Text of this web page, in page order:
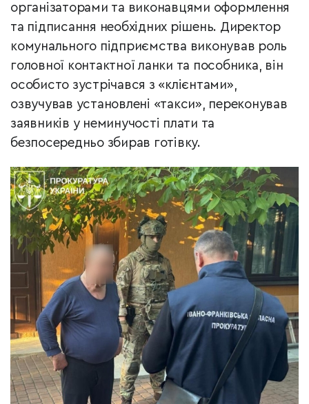
організаторами та виконавцями оформлення
та підписання необхідних рішень. Директор
комунального підприємства виконував роль
головної контактної ланки та пособника, він
особисто зустрічався з «клієнтами»,
озвучував установлені «такси», переконував
заявників у неминучості плати та
безпосередньо збирав готівку.